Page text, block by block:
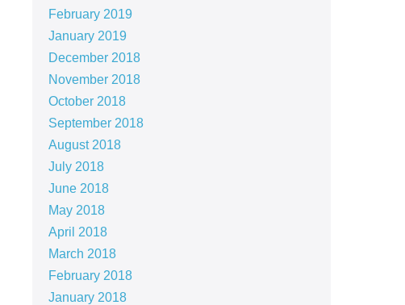
February 2019
January 2019
December 2018
November 2018
October 2018
September 2018
August 2018
July 2018
June 2018
May 2018
April 2018
March 2018
February 2018
January 2018